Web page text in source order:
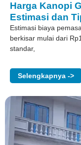
Harga Kanopi
Estimasi dan
Estimasi biaya
berkisar mulai dari
standar,
Selengkapnya ->